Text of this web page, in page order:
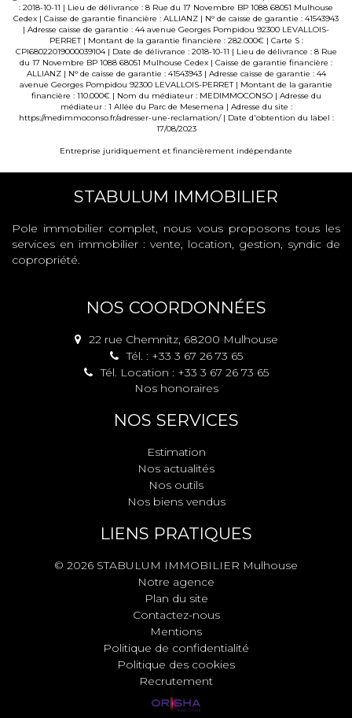
: 2018-10-11 | Lieu de délivrance : 8 Rue du 17 Novembre BP 1088 68051 Mulhouse
Cedex | Caisse de garantie financière : ALLIANZ | N° de caisse de garantie : 41543943
| Adresse caisse de garantie : 44 avenue Georges Pompidou 92300 LEVALLOIS-
PERRET | Montant de la garantie financière : 282.000€ | Carte S :
CPI68022019000039104 | Date de délivrance : 2018-10-11 | Lieu de délivrance : 8 Rue
du 17 Novembre BP 1088 68051 Mulhouse Cedex | Caisse de garantie financière :
ALLIANZ | N° de caisse de garantie : 41543943 | Adresse caisse de garantie : 44
avenue Georges Pompidou 92300 LEVALLOIS-PERRET | Montant de la garantie
financière : 110.000€ | Nom du médiateur : MEDIMMOCONSO | Adresse du
médiateur : 1 Allée du Parc de Mesemena | Adresse du site :
https://medimmoconso.fr/adresser-une-reclamation/| Date d'obtention du label :
17/08/2023
Entreprise juridiquement et financièrement indépendante
STABULUM IMMOBILIER
Pole immobilier complet, nous vous proposons tous les
services en immobilier : vente, location, gestion, syndic de
copropriété.
NOS COORDONNÉES
22 rue Chemnitz, 68200 Mulhouse
Tél. : +33 3 67 26 73 65
Tél. Location : +33 3 67 26 73 65
Nos honoraires
NOS SERVICES
Estimation
Nos actualités
Nos outils
Nos biens vendus
LIENS PRATIQUES
© 2026 STABULUM IMMOBILIER Mulhouse
Notre agence
Plan du site
Contactez-nous
Mentions
Politique de confidentialité
Politique des cookies
Recrutement